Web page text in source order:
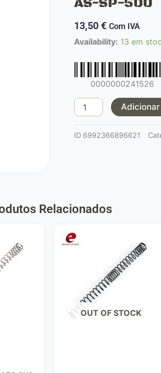
13,50 € Com IVA
Availability: 13 em
0000000241526
Quantidade
Spring
AS01
AS-
SP-
Adicionar
ID 6992366896621
Relacionados
OUT OF STOCK